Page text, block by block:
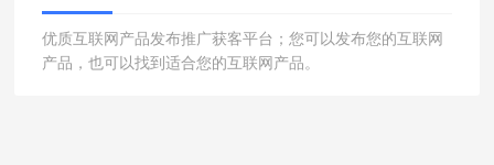
优质互联网产品发布推广获客平台；您可以发布您的互联网
产品，也可以找到适合您的互联网产品。